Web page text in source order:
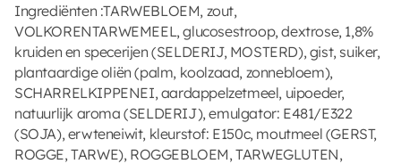
Ingrediënten :TARWEBLOEM, zout,
VOLKORENTARWEMEEL, glucosestroop, dextrose, 1,8%
kruiden en specerijen (SELDERIJ, MOSTERD), gist, suiker,
plantaardige oliën (palm, koolzaad, zonnebloem),
SCHARRELKIPPENEI, aardappelzetmeel, uipoeder,
natuurlijk aroma (SELDERIJ), emulgator: E481/E322
(SOJA), erwteneiwit, kleurstof: E150c, moutmeel (GERST,
ROGGE, TARWE), ROGGEBLOEM, TARWEGLUTEN,